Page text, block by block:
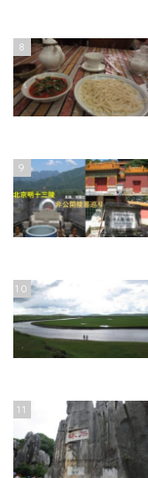
8
9
10
11